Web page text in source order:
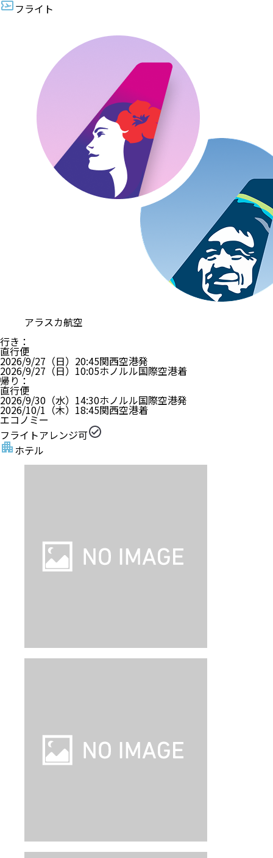
フライト
アラスカ航空
行き ：
直行便
2026/9/27（日） 20:45関西空港発
2026/9/27（日） 10:05ホノルル国際空港着
帰り ：
直行便
2026/9/30（水） 14:30ホノルル国際空港発
2026/10/1（木） 18:45関西空港着
エコノミー
フライトアレンジ可
ホテル